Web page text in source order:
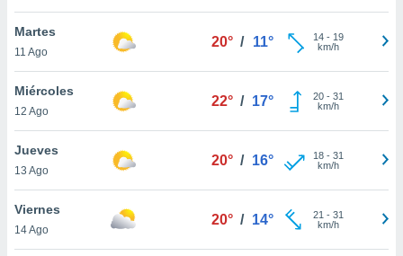
de
Martes
11 Ago
20° / 11° 14- 19
km/h
Miércoles
12 Ago
22° / 17° 20- 31
km/h
Jueves
13 Ago
20° / 16° 18- 31
km/h
Viernes
14 Ago
20° / 14° 21 - 31
km/h